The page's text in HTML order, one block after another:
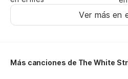
Ver más en
Más canciones de The White